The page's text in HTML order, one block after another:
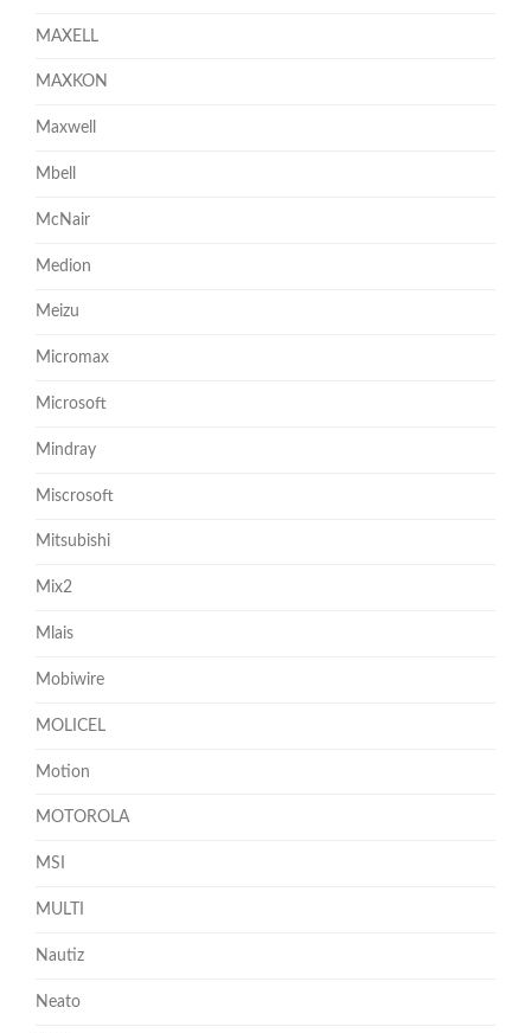
MAXELL
MAXKON
Maxwell
Mbell
McNair
Medion
Meizu
Micromax
Microsoft
Mindray
Miscrosoft
Mitsubishi
Mix2
Mlais
Mobiwire
MOLICEL
Motion
MOTOROLA
MSI
MULTI
Nautiz
Neato